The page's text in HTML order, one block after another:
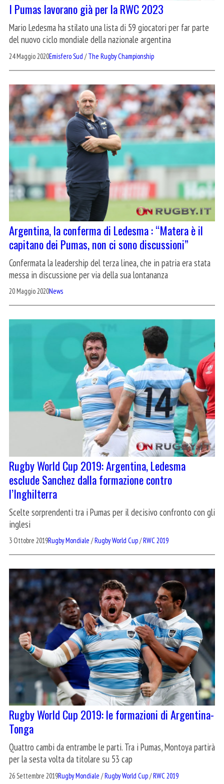
I Pumas lavorano già per la RWC 2023
Mario Ledesma ha stilato una lista di 59 giocatori per far parte
del nuovo ciclo mondiale della nazionale argentina
24 Maggio 2020Emisfero Sud /The Rugby Championship
Argentina, la conferma di Ledesma : “Matera è il
capitano dei Pumas, non ci sono discussioni”
Confermata la leadership del terza linea, che in patria era stata
messa in discussione per via della sua lontananza
20 Maggio 2020News
Rugby World Cup 2019: Argentina, Ledesma
esclude Sanchez dalla formazione contro
l’Inghilterra
Scelte sorprendenti tra i Pumas per il decisivo confronto con gli
inglesi
3 Ottobre 2019Rugby Mondiale /Rugby World Cup/RWC 2019
Rugby World Cup 2019: le formazioni di Argentina-
Tonga
Quattro cambi da entrambe le parti. Tra i Pumas, Montoya partirà
per la sesta volta da titolare su 53 cap
26 Settembre 2019Rugby Mondiale /Rugby World Cup/RWC 2019